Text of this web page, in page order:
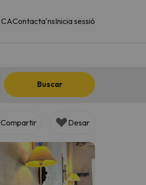
CAContacta'nsInicia sessió
Buscar
Compartir Desar